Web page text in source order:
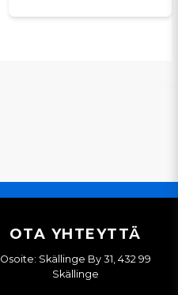
OTA YHTEYTTÄ
Osoite: Skällinge By 31, 432 99
Skällinge